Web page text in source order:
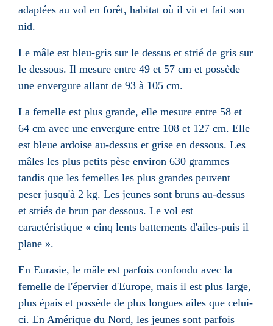
adaptées au vol en forêt, habitat où il vit et fait son
nid.
Le mâle est bleu-gris sur le dessus et strié de gris sur
le dessous. Il mesure entre 49 et 57 cm et possède
une envergure allant de 93 à 105 cm.
La femelle est plus grande, elle mesure entre 58 et
64 cm avec une envergure entre 108 et 127 cm. Elle
est bleue ardoise au-dessus et grise en dessous. Les
mâles les plus petits pèse environ 630 grammes
tandis que les femelles les plus grandes peuvent
peser jusqu'à 2 kg. Les jeunes sont bruns au-dessus
et striés de brun par dessous. Le vol est
caractéristique « cinq lents battements d'ailes-puis il
plane ».
En Eurasie, le mâle est parfois confondu avec la
femelle de l'épervier d'Europe, mais il est plus large,
plus épais et possède de plus longues ailes que celui-
ci. En Amérique du Nord, les jeunes sont parfois